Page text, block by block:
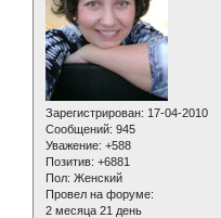
Зарегистрирован: 17-04-2010
Сообщений: 945
Уважение: +588
Позитив: +6881
Пол: Женский
Провел на форуме:
2 месяца 21 день